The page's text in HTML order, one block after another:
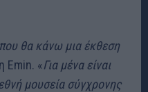
θα κάνω μια έκθεση
Emin. «Για μένα είναι
μουσεία σύγχρονης